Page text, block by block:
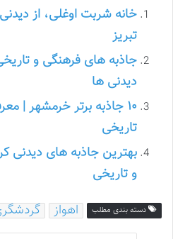
خانه شربت اوغلی، از
تبریز
جاذبه های فرهنگی و
دیدنی ها
۱۰ جاذبه برتر خرمشهر |
تاریخی
بهترین جاذبه های دیدنی
و تاریخی
دسته بندی مطلب اهواز